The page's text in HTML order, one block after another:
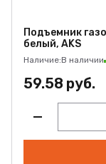
Подъемник
белый, AKS
Наличие:В наличии
59.58 руб.